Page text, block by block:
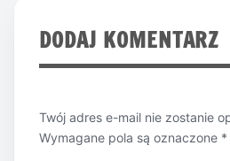
DODAJ KOMENTARZ
Twój adres e-mail nie zostanie
Wymagane pola są oznaczone *